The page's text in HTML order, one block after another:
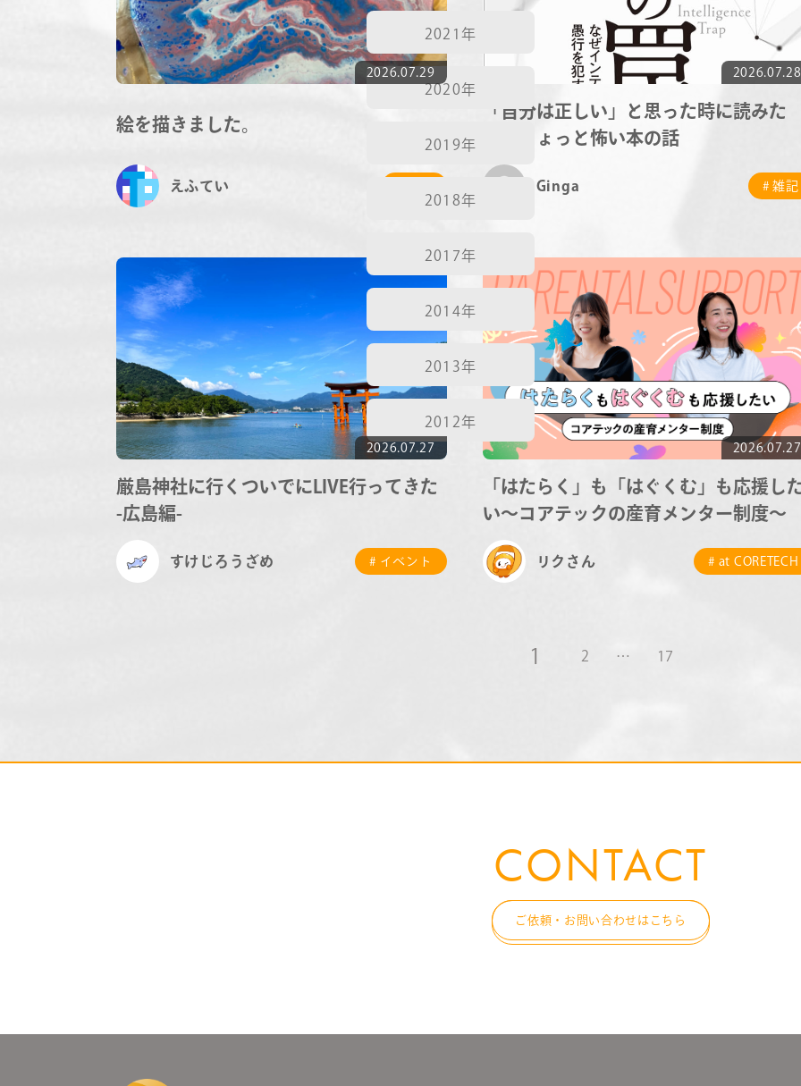
2026.07.29
絵を描きました。
えふてい
2026.07.28
「自分は正しい」と思った時に読みた
い、ちょっと怖い本の話
Ginga # 雑記
2026.07.27
厳島神社に行くついでにLIVE行ってきた
-広島編-
すけじろうざめ # イベント
2026.07.27
「はたらく」も「はぐくむ」も応援し
い～コアテックの産育メンター制度～
リクさん # at CORETECH
1 2 … 17
2021年
2020年
2019年
2018年
2017年
2014年
2013年
2012年
CONTACT
ご依頼・お問い合わせはこちら